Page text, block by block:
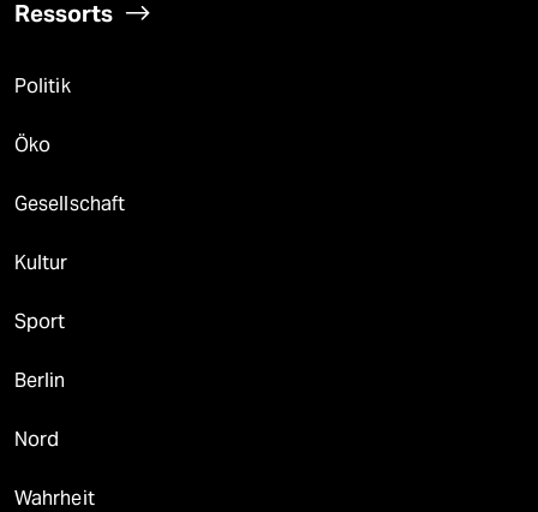
Ressorts
Politik
Öko
Gesellschaft
Kultur
Sport
Berlin
Nord
Wahrheit